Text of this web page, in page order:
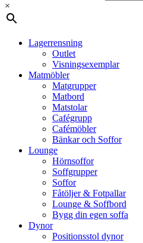
×
Lagerrensning
Outlet
Visningsexemplar
Matmöbler
Matgrupper
Matbord
Matstolar
Cafégrupp
Cafémöbler
Bänkar och Soffor
Lounge
Hörnsoffor
Soffgrupper
Soffor
Fåtöljer & Fotpallar
Lounge & Soffbord
Bygg din egen soffa
Dynor
Positionsstol dynor